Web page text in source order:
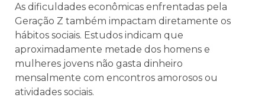
As dificuldades econômicas enfrentadas pela
Geração Z também impactam diretamente os
hábitos sociais. Estudos indicam que
aproximadamente metade dos homens e
mulheres jovens não gasta dinheiro
mensalmente com encontros amorosos ou
atividades sociais.